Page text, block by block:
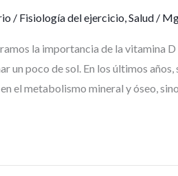
/ Fisiología del ejercicio,Salud /
la importancia de la vitamina
un poco de sol. En los últimos
el metabolismo mineral y óseo,